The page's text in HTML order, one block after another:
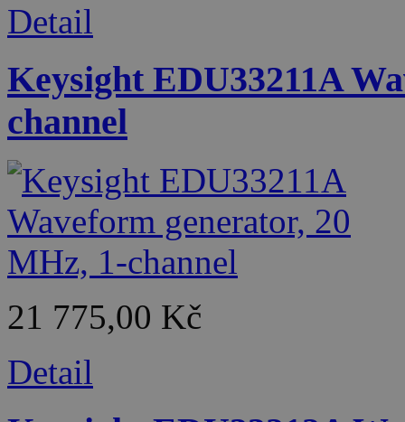
Detail
Keysight EDU33211A
channel
21 775,00 Kč
Detail